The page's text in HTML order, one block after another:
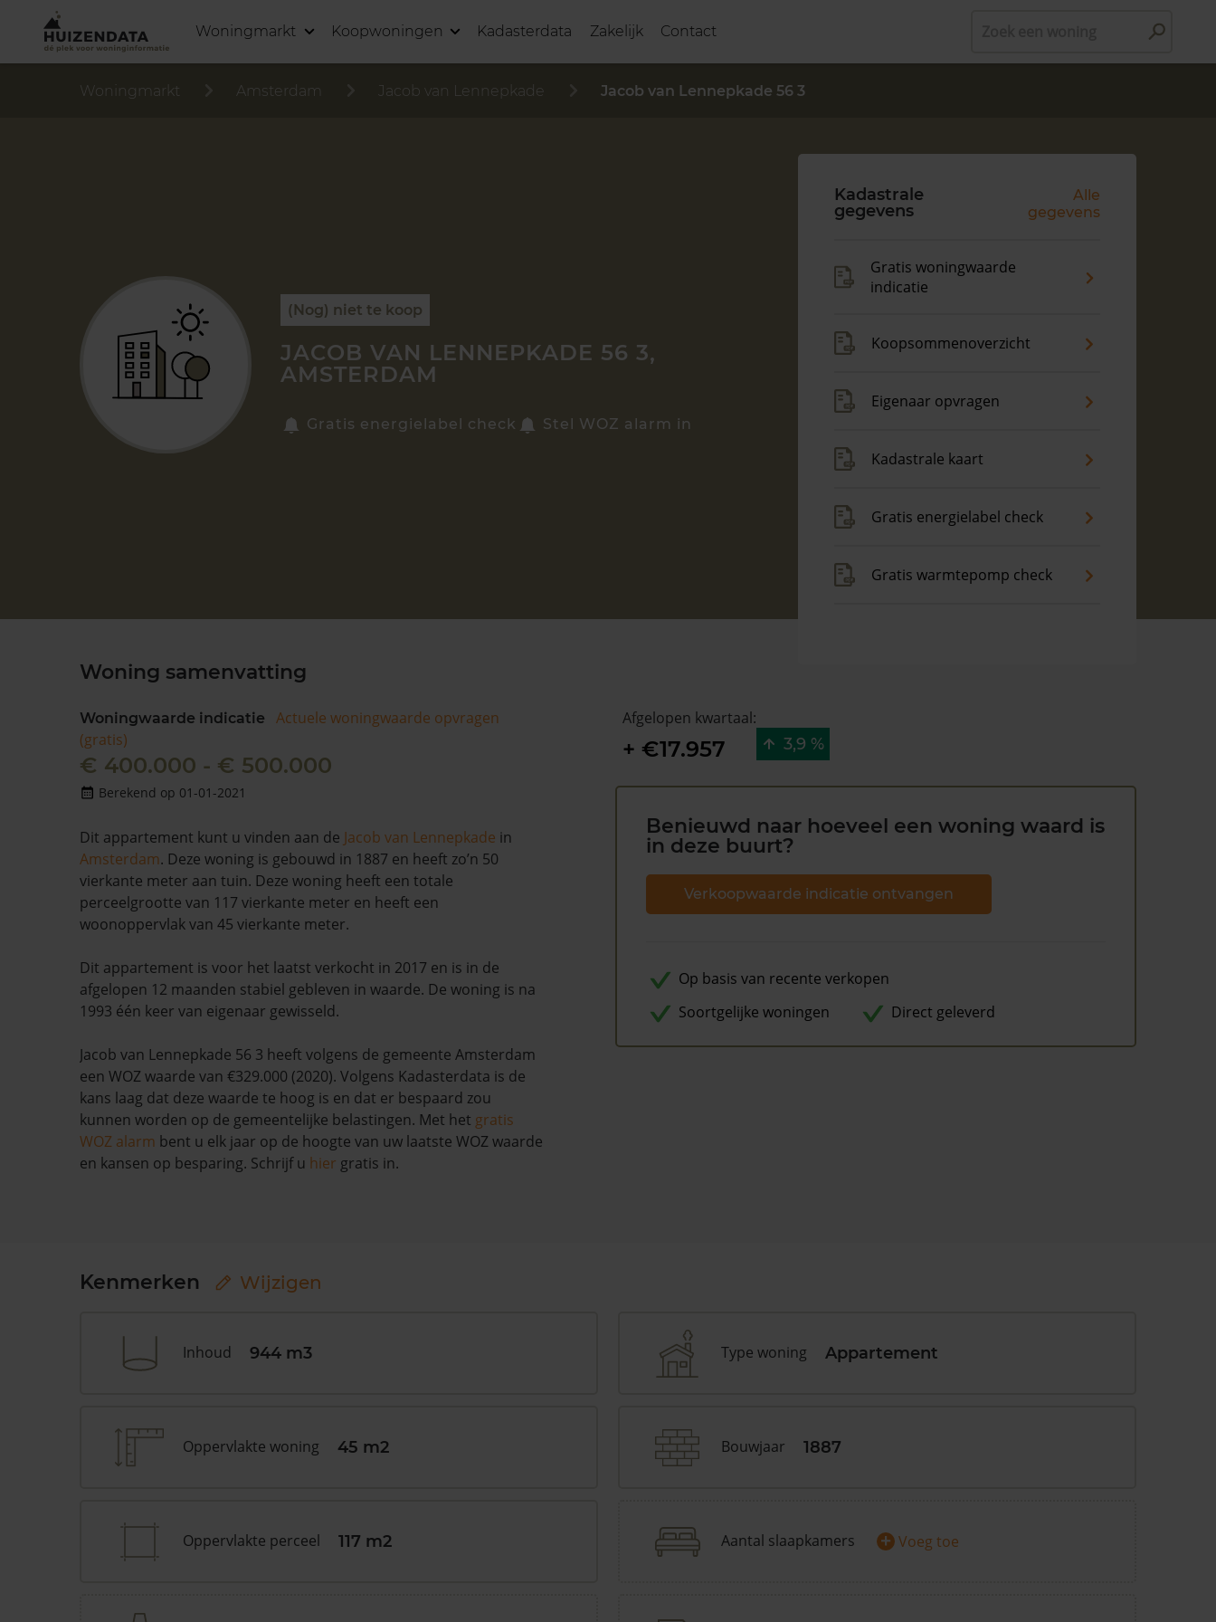
Woningmarkt Koopwoningen Kadasterdata Zakelijk Contact
Woningmarkt Amsterdam Jacob van Lennepkade Jacob van Lennepkade 56 3
(Nog) niet te koop
JACOB VAN LENNEPKADE 56 3,
AMSTERDAM
Gratis energielabel check Stel WOZ alarm in
Kadastrale
gegevens
Alle
gegevens
Gratis woningwaarde
indicatie
Koopsommenoverzicht
Eigenaar opvragen
Kadastrale kaart
Gratis energielabel check
Gratis warmtepomp check
Woning samenvatting
Woningwaarde indicatie
Actuele woningwaarde opvragen
(gratis)
€ 400.000 - € 500.000
Berekend op 01-01-2021
Dit appartement kunt u vinden aan de Jacob van Lennepkade in
Amsterdam. Deze woning is gebouwd in 1887 en heeft zo’n 50
vierkante meter aan tuin. Deze woning heeft een totale
perceelgrootte van 117 vierkante meter en heeft een
woonoppervlak van 45 vierkante meter.
Dit appartement is voor het laatst verkocht in 2017 en is in de
afgelopen 12 maanden stabiel gebleven in waarde. De woning is na
1993 één keer van eigenaar gewisseld.
Jacob van Lennepkade 56 3 heeft volgens de gemeente Amsterdam
een WOZ waarde van €329.000 (2020). Volgens Kadasterdata is de
kans laag dat deze waarde te hoog is en dat er bespaard zou
kunnen worden op de gemeentelijke belastingen. Met het gratis
WOZ alarm bent u elk jaar op de hoogte van uw laatste WOZ waarde
en kansen op besparing. Schrijf u hier gratis in.
Afgelopen kwartaal:
+ €17.957 3,9 %
Benieuwd naar hoeveel een woning waard is
in deze buurt?
Verkoopwaarde indicatie ontvangen
Op basis van recente verkopen
Soortgelijke woningen
Direct geleverd
Kenmerken Wijzigen
Inhoud 944 m3 Type woning Appartement
Oppervlakte woning 45 m2 Bouwjaar 1887
Oppervlakte perceel 117 m2 Aantal slaapkamers + Voeg toe